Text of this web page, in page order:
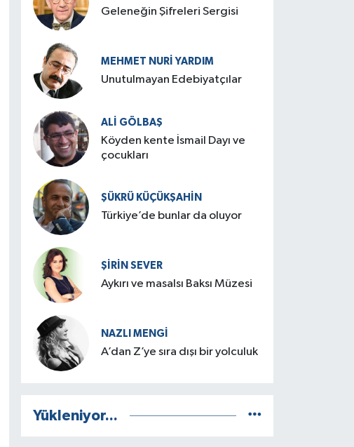
Geleneğin Şifreleri Sergisi
MEHMET NURI YARDIM
​Unutulmayan Edebiyatçılar
ALI GÖLBAŞ
Köyden kente İsmail Dayı ve
çocukları
ŞÜKRÜ KÜÇÜKŞAHIN
Türkiye’de bunlar da oluyor
ŞIRIN SEVER
Aykırı ve masalsı Baksı Müzesi
NAZLI MENGI
A’dan Z’ye sıra dışı bir yolculuk
Yükleniyor...